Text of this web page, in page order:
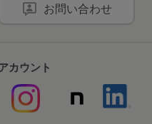
お問い合わせ
カウント